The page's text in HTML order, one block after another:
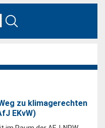
zu klimagerechten
EKvW)